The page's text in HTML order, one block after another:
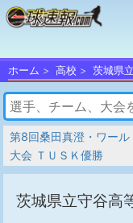
ホーム 高校 茨城県
第8回桑田真澄・ワー
大会 ＴＵＳＫ優勝
茨城県立守谷高